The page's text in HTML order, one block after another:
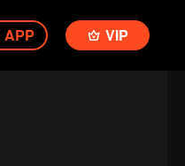
APP VIP